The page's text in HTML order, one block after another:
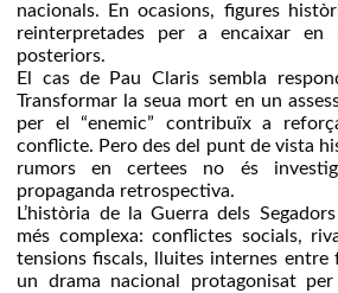
nacionals. En ocasions, figures
reinterpretades per a encaixar en
posteriors.
El cas de Pau Claris sembla
Transformar la seua mort en un
per el “enemic” contribuïx a
conflicte. Pero des del punt de vista
rumors en certees no és
propaganda retrospectiva.
L’història de la Guerra dels
més complexa: conflictes socials,
tensions fiscals, lluites internes entre
un drama nacional protagonisat